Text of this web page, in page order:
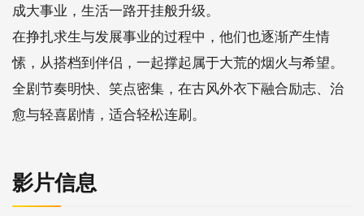
成大事业，生活一路开挂般升级。
在挣扎求生与发展事业的过程中，他们也逐渐产生情
愫，从搭档到伴侣，一起撑起属于大荒的烟火与希望。
全剧节奏明快、笑点密集，在古风外衣下融合励志、治
愈与轻喜剧情，适合轻松连刷。
影片信息